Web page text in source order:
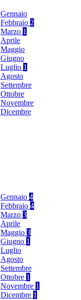
Gennaio
Febbraio 2
Marzo 1
Aprile
Maggio
Giugno
Luglio 1
Agosto
Settembre
Ottobre
Novembre
Dicembre
Gennaio 4
Febbraio 4
Marzo 3
Aprile
Maggio 3
Giugno 1
Luglio
Agosto
Settembre
Ottobre 1
Novembre 1
Dicembre 1